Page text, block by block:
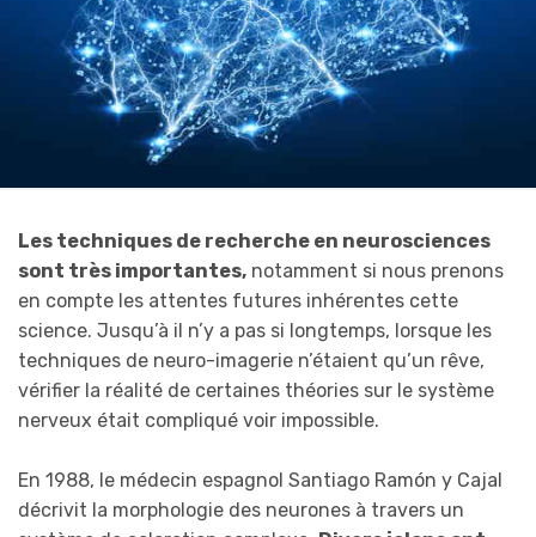
Les techniques de recherche en neurosciences
sont très importantes, notamment si nous prenons
en compte les attentes futures inhérentes cette
science. Jusqu’à il n’y a pas si longtemps, lorsque les
techniques de neuro-imagerie n’étaient qu’un rêve,
vérifier la réalité de certaines théories sur le système
nerveux était compliqué voir impossible.
En 1988, le médecin espagnol Santiago Ramón y Cajal
décrivit la morphologie des neurones à travers un